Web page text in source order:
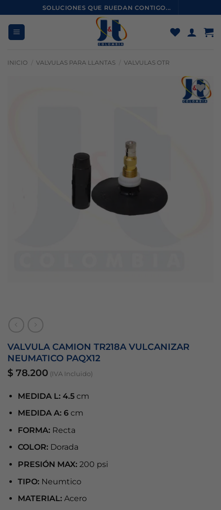
al
contenido
SOLUCIONES QUE RUEDAN CONTIGO...
INICIO / VALVULAS PARA LLANTAS / VALVULAS OTR
VALVULA CAMION TR218A VULCANIZAR
NEUMATICO PAQX12
$ 78.200 (IVA Incluido)
MEDIDA L: 4.5 cm
MEDIDA A: 6 cm
FORMA: Recta
COLOR: Dorada
PRESIÓN MAX: 200 psi
TIPO: Neumtico
MATERIAL: Acero